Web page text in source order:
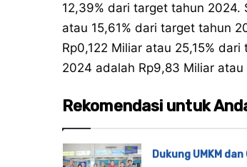
12,39% dari target tahun 2024.
atau 15,61% dari target tahun
Rp0,122 Miliar atau 25,15%
2024 adalah Rp9,83 Miliar
Rekomendasi untuk
Dukung UMKM